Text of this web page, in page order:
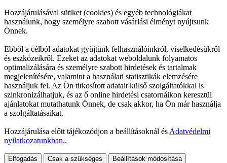
Hozzájárulásával sütiket (cookies) és egyéb technológiákat
használunk, hogy személyre szabott vásárlási élményt nyújtsunk
Önnek.
Ebből a célból adatokat gyűjtünk felhasználóinkról, viselkedésükről
és eszközeikről. Ezeket az adatokat weboldalunk folyamatos
optimalizálására és személyre szabott hirdetések és tartalmak
megjelenítésére, valamint a használati statisztikák elemzésére
használjuk fel. Az Ön titkosított adatait külső szolgáltatókkal is
szinkronizálhatjuk, és az ő online hirdetési csatornáikon keresztül
ajánlatokat mutathatunk Önnek, de csak akkor, ha Ön már használja
a szolgáltatásaikat.
Hozzájárulása előtt tájékozódjon a beállításoknál és Adatvédelmi
nyilatkozatunkban..
Elfogadás Csak a szükséges Beállítások módosítása